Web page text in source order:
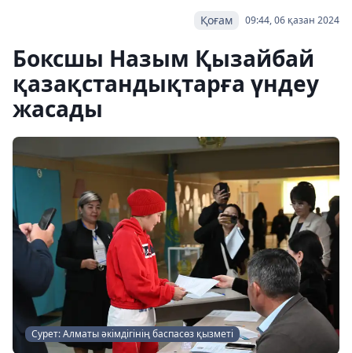
09:44, 06 қазан 2024
Қоғам
Боксшы Назым Қызайбай
қазақстандықтарға үндеу
жасады
Сурет: Алматы әкімдігінің баспасөз қызметі